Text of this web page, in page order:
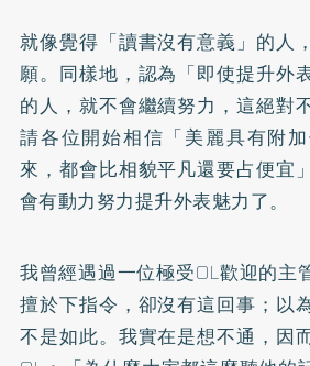
就像覺得「讀書沒有意義」的人
願。同樣地，認為「即使提升外
的人，就不會繼續努力，這絕對
請各位開始相信「美麗具有附
來，都會比相貌平凡還要占便宜
會有動力努力提升外表魅力了。
我曾經遇過一位極受OL歡迎的主
擅於下指令，卻沒有這回事；以
不是如此。我實在是想不通，因